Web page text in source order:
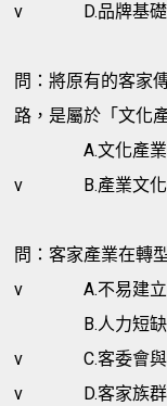
v
D.品牌基
問：將原有的客家
路，是屬於「文化
A.文化產
v
B.產業文
問：客家產業在轉
v
A.不易建
B.人力短
v
C.客委會
v
D.客家族